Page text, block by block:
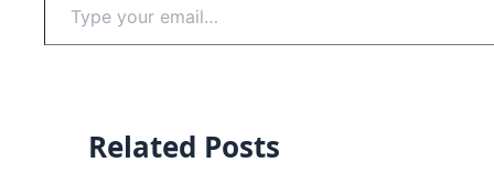
your
email…
Related Posts